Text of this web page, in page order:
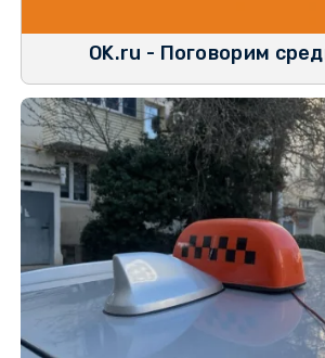
OK.ru - Поговорим